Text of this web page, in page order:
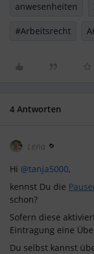
anwesenheiten
#Arbeitsrecht
4 Antworten
Lena
Hi @tanja5000,
kennst Du die
schon?
Sofern diese
Eintragung eine
Du selbst kannst